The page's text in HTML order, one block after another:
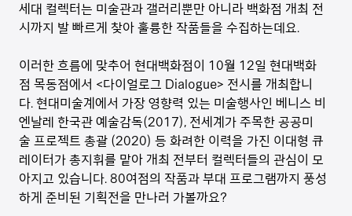
세대 컬렉터는 미술관과 갤러리뿐만 아니라 백화점 개최 전
시까지 발 빠르게 찾아 훌륭한 작품들을 수집하는데요.
이러한 흐름에 맞추어 현대백화점이 10월 12일 현대백화
점 목동점에서 <다이얼로그 Dialogue> 전시를 개최합니
다. 현대미술계에서 가장 영향력 있는 미술행사인 베니스 비
엔날레 한국관 예술감독(2017), 전세계가 주목한 공공미
술 프로젝트 총괄 (2020) 등 화려한 이력을 가진 이대형 큐
레이터가 총지휘를 맡아 개최 전부터 컬렉터들의 관심이 모
아지고 있습니다. 80여점의 작품과 부대 프로그램까지 풍성
하게 준비된 기획전을 만나러 가볼까요?